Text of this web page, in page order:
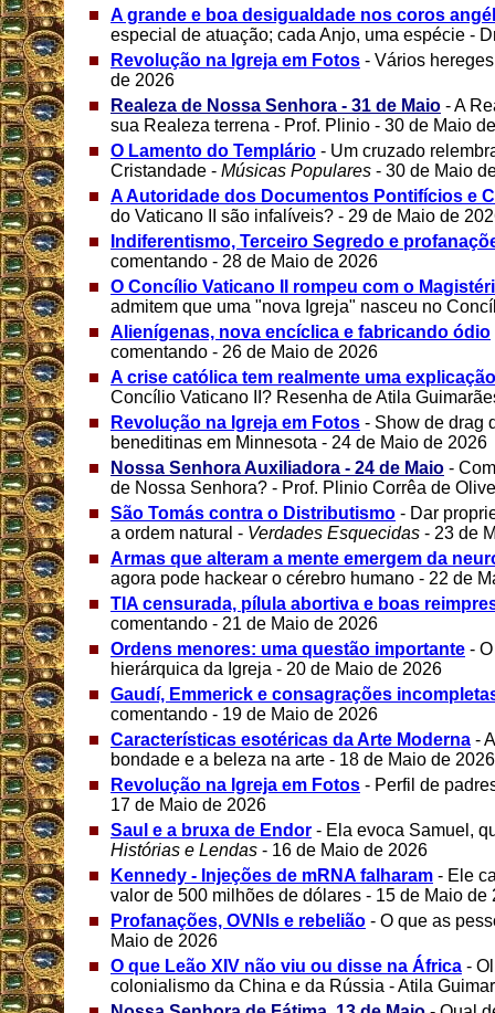
A grande e boa desigualdade nos coros
especial de atuação; cada Anjo, uma espécie -
Revolução na Igreja em Fotos - Vários
de 2026
Realeza de Nossa Senhora - 31 de Maio - A
sua Realeza terrena - Prof. Plinio - 30 de Maio
O Lamento do Templário - Um cruzado
Cristandade - Músicas Populares - 30 de Maio
A Autoridade dos Documentos Pontifícios e
do Vaticano II são infalíveis? - 29 de Maio de
Indiferentismo, Terceiro Segredo e
comentando - 28 de Maio de 2026
O Concílio Vaticano II rompeu com o
admitem que uma "nova Igreja" nasceu no
Alienígenas, nova encíclica e fabricando ódio
comentando - 26 de Maio de 2026
A crise católica tem realmente uma
Concílio Vaticano II? Resenha de Atila
Revolução na Igreja em Fotos - Show de drag
beneditinas em Minnesota - 24 de Maio de 2026
Nossa Senhora Auxiliadora - 24 de Maio -
de Nossa Senhora? - Prof. Plinio Corrêa de
São Tomás contra o Distributismo - Dar
a ordem natural - Verdades Esquecidas - 23 de
Armas que alteram a mente emergem da
agora pode hackear o cérebro humano - 22 de
TIA censurada, pílula abortiva e boas
comentando - 21 de Maio de 2026
Ordens menores: uma questão importante -
hierárquica da Igreja - 20 de Maio de 2026
Gaudí, Emmerick e consagrações
comentando - 19 de Maio de 2026
Características esotéricas da Arte Moderna -
bondade e a beleza na arte - 18 de Maio de 2026
Revolução na Igreja em Fotos - Perfil de
17 de Maio de 2026
Saul e a bruxa de Endor - Ela evoca Samuel,
Histórias e Lendas - 16 de Maio de 2026
Kennedy - Injeções de mRNA falharam - Ele
valor de 500 milhões de dólares - 15 de Maio de
Profanações, OVNIs e rebelião - O que as
Maio de 2026
O que Leão XIV não viu ou disse na África -
colonialismo da China e da Rússia - Atila